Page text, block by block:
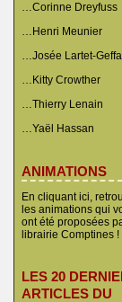
…Corinne Dreyfuss
…Henri Meunier
…Josée Lartet-
…Kitty Crowther
…Thierry Lenain
…Yaël Hassan
ANIMATIONS
En cliquant ici,
les animations qui
ont été proposées
librairie Comptines !
LES 20
ARTICLES DU